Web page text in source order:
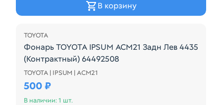
В корзину
TOYOTA
Фонарь TOYOTA IPSUM ACM21 Задн Лев 4435
(Контрактный) 64492508
44-35 Toyota Ipsum, ACM21, ACM21W, ACM26,
TOYOTA | IPSUM | ACM21
500 ₽
В наличии: 1 шт.